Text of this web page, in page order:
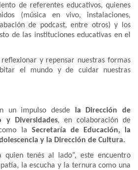
de referentes educativos, quienes
(música en vivo, instalaciones,
de podcast, entre otros) y los
de las instituciones educativas en el
y repensar nuestras formas
el mundo y de cuidar nuestras
un impulso desde
la Dirección de
y Diversidades, en colaboración de
la Secretaría de Educación, la
y la Dirección de Cultura.
quien tenés al lado”, este encuentro
la escucha y la ternura como una